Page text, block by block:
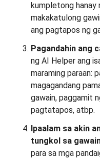
kumpletong hanay
makakatulong
ang pagtapos ng
Pagandahin ang
ng AI Helper ang
maraming paraan:
magagandang
gawain, paggamit
pagtatapos, atbp.
Ipaalam sa akin
tungkol sa
para sa mga